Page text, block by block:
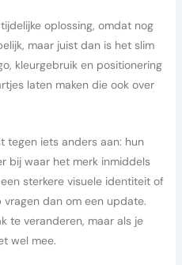
oplossing, omdat nog
maar juist dan is het slim
kleurgebruik en positionering
laten maken die ook over
tegen iets anders aan: hun
bij waar het merk inmiddels
sterkere visuele identiteit of
dan om een update.
te veranderen, maar als je
wel mee.